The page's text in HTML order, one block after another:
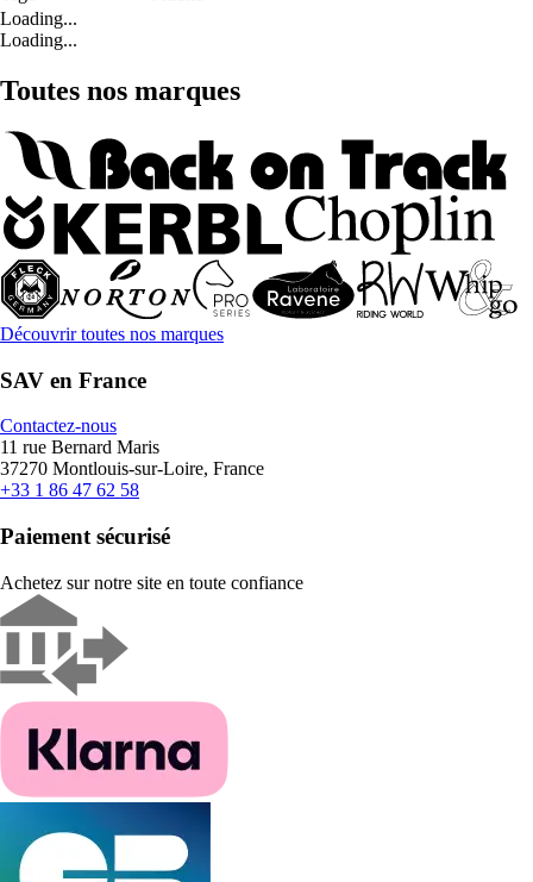
Loading...
Loading...
Toutes nos marques
Découvrir toutes nos marques
SAV en France
Contactez-nous
11 rue Bernard Maris
37270 Montlouis-sur-Loire, France
+33 1 86 47 62 58
Paiement sécurisé
Achetez sur notre site en toute confiance